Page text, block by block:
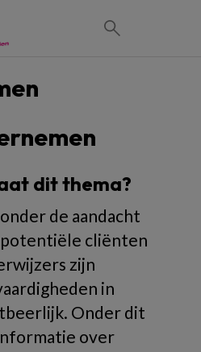
dit thema?
de aandacht
cliënten
zijn
in
Onder dit
over